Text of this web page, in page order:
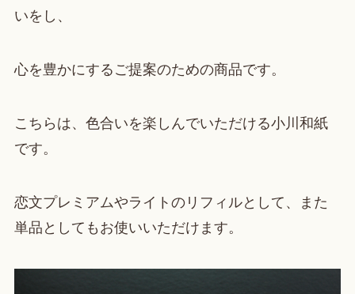
いをし、
心を豊かにするご提案のための商品です。
こちらは、色合いを楽しんでいただける小川和紙
です。
恋文プレミアムやライトのリフィルとして、また
単品としてもお使いいただけます。